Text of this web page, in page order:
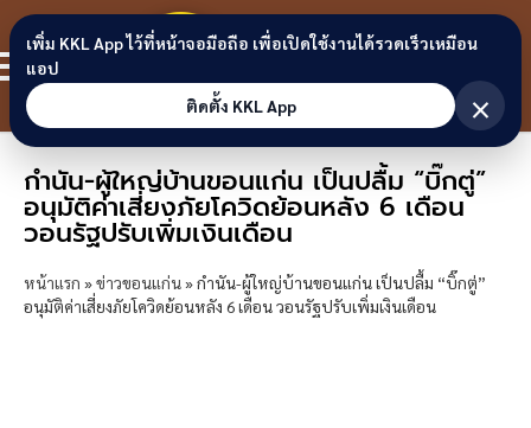
Skip to content
ขอนแก่น
ลิงก์
กำนัน-ผู้ใหญ่บ้านขอนแก่น เป็นปลื้ม “บิ๊กตู่”
อนุมัติค่าเสี่ยงภัยโควิดย้อนหลัง 6 เดือน
วอนรัฐปรับเพิ่มเงินเดือน
หน้าแรก »ข่าวขอนแก่น»กำนัน-ผู้ใหญ่บ้านขอนแก่น เป็นปลื้ม “บิ๊กตู่”
อนุมัติค่าเสี่ยงภัยโควิดย้อนหลัง 6 เดือน วอนรัฐปรับเพิ่มเงินเดือน
เพิ่ม KKL App ไว้ที่หน้าจอมือถือ เพื่อเปิดใช้งานได้รวดเร็วเหมือน
แอป
ติดตั้ง KKL App
×